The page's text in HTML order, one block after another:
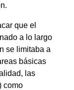
que el
a lo largo
se limitaba a
básicas
las
como